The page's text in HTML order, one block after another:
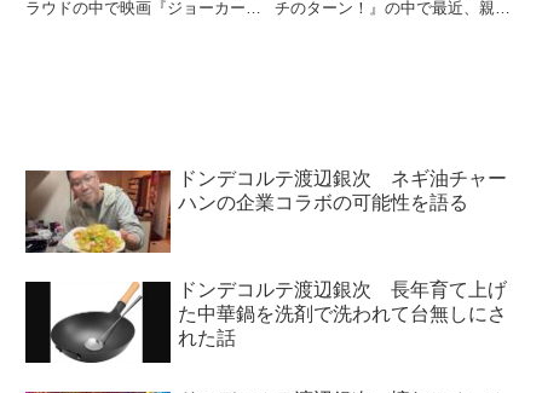
ラウドの中で映画『ジョーカー』
チのターン！』の中で最近、親し
ドンデコルテ渡辺銀次 ネギ油チャー
ハンの企業コラボの可能性を語る
ドンデコルテ渡辺銀次 長年育て上げ
た中華鍋を洗剤で洗われて台無しにさ
れた話